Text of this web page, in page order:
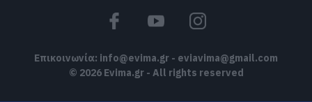
Επικοινωνία: info@evima.gr - eviavima@gmail.com
© 2026 Evima.gr - All rights reserved